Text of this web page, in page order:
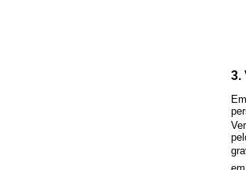
3.
Em